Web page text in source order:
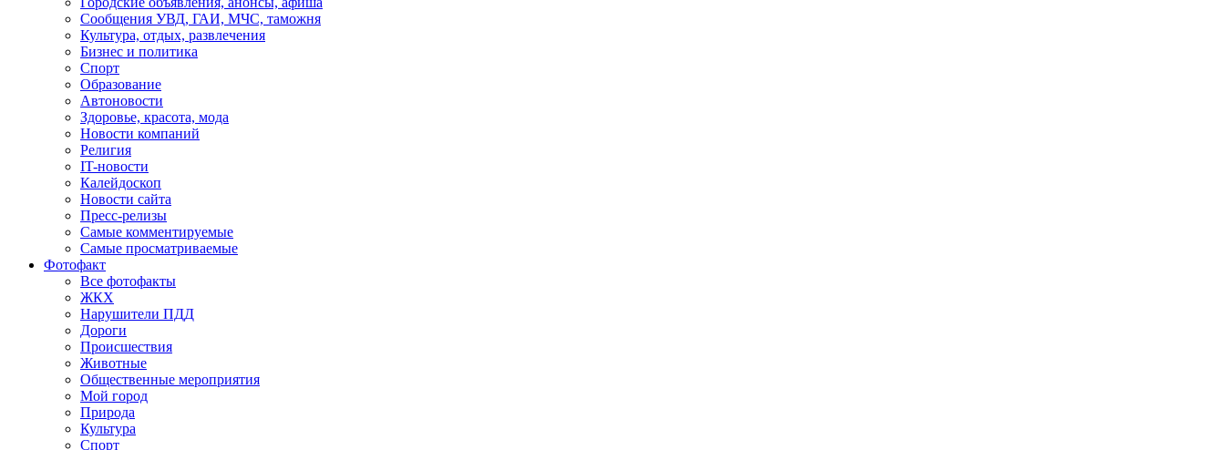
Сообщения УВД, ГАИ, МЧС, таможня
Культура, отдых, развлечения
Бизнес и политика
Спорт
Образование
Автоновости
Здоровье, красота, мода
Новости компаний
Религия
IT-новости
Калейдоскоп
Новости сайта
Пресс-релизы
Самые комментируемые
Самые просматриваемые
Фотофакт
Все фотофакты
ЖКХ
Нарушители ПДД
Дороги
Происшествия
Животные
Общественные мероприятия
Мой город
Природа
Культура
Спорт